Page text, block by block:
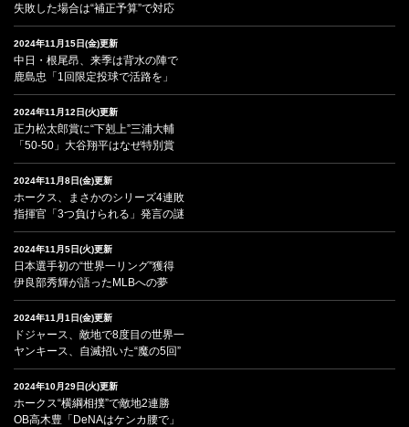
失敗した場合は“補正予算”で対応
2024年11月15日(金)更新
中日・根尾昂、来季は背水の陣で
鹿島忠「1回限定投球で活路を」
2024年11月12日(火)更新
正力松太郎賞に“下剋上”三浦大輔
「50-50」大谷翔平はなぜ特別賞
2024年11月8日(金)更新
ホークス、まさかのシリーズ4連敗
指揮官「3つ負けられる」発言の謎
2024年11月5日(火)更新
日本選手初の“世界一リング”獲得
伊良部秀輝が語ったMLBへの夢
2024年11月1日(金)更新
ドジャース、敵地で8度目の世界一
ヤンキース、自滅招いた“魔の5回”
2024年10月29日(火)更新
ホークス“横綱相撲”で敵地2連勝
OB高木豊「DeNAはケンカ腰で」